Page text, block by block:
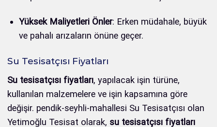
Yüksek Maliyetleri Önler: Erken müdahale, büyük
ve pahalı arızaların önüne geçer.
Su Tesisatçısı Fiyatları
Su tesisatçısı fiyatları, yapılacak işin türüne,
kullanılan malzemelere ve işin kapsamına göre
değişir. pendik-seyhli-mahallesi Su Tesisatçısı olan
Yetimoğlu Tesisat olarak, su tesisatçısı fiyatları